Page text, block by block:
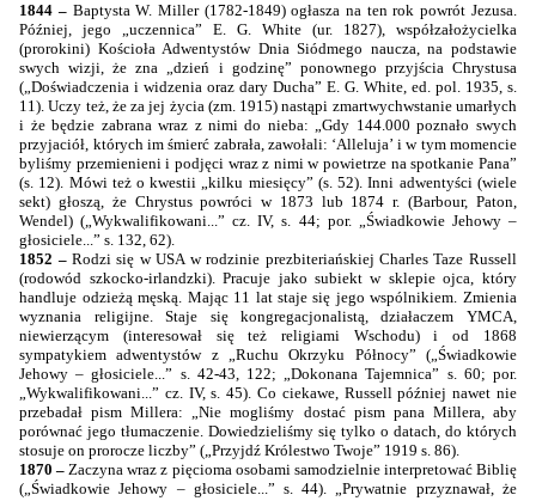
1844 – Baptysta W. Miller (1782-1849) ogłasza na ten rok powrót Jezusa.
Później, jego „uczennica” E. G. White (ur. 1827), współzałożycielka
(prorokini) Kościoła Adwentystów Dnia Siódmego naucza, na podstawie
swych wizji, że zna „dzień i godzinę” ponownego przyjścia Chrystusa
(„Doświadczenia i widzenia oraz dary Ducha” E. G. White, ed. pol. 1935, s.
11). Uczy też, że za jej życia (zm. 1915) nastąpi zmartwychwstanie umarłych
i że będzie zabrana wraz z nimi do nieba: „Gdy 144.000 poznało swych
przyjaciół, których im śmierć zabrała, zawołali: ‘Alleluja’ i w tym momencie
byliśmy przemienieni i podjęci wraz z nimi w powietrze na spotkanie Pana”
(s. 12). Mówi też o kwestii „kilku miesięcy” (s. 52). Inni adwentyści (wiele
sekt) głoszą, że Chrystus powróci w 1873 lub 1874 r. (Barbour, Paton,
Wendel) („Wykwalifikowani...” cz. IV, s. 44; por. „Świadkowie Jehowy –
głosiciele...” s. 132, 62).
1852 – Rodzi się w USA w rodzinie prezbiteriańskiej Charles Taze Russell
(rodowód szkocko-irlandzki). Pracuje jako subiekt w sklepie ojca, który
handluje odzieżą męską. Mając 11 lat staje się jego wspólnikiem. Zmienia
wyznania religijne. Staje się kongregacjonalistą, działaczem YMCA,
niewierzącym (interesował się też religiami Wschodu) i od 1868
sympatykiem adwentystów z „Ruchu Okrzyku Północy” („Świadkowie
Jehowy – głosiciele...” s. 42-43, 122; „Dokonana Tajemnica” s. 60; por.
„Wykwalifikowani...” cz. IV, s. 45). Co ciekawe, Russell później nawet nie
przebadał pism Millera: „Nie mogliśmy dostać pism pana Millera, aby
porównać jego tłumaczenie. Dowiedzieliśmy się tylko o datach, do których
stosuje on prorocze liczby” („Przyjdź Królestwo Twoje” 1919 s. 86).
1870 –Zaczyna wraz z pięcioma osobami samodzielnie interpretować Biblię
(„Świadkowie Jehowy – głosiciele...” s. 44). „Prywatnie przyznawał, że